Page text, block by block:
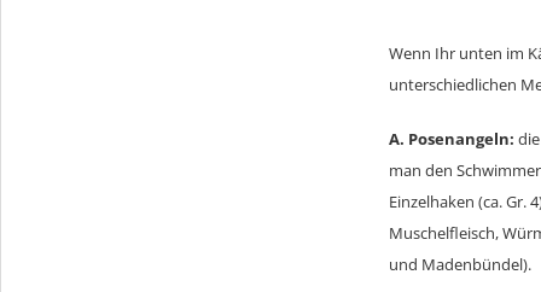
Wenn Ihr unten im
unterschiedlichen
A. Posenangeln:
man den
Einzelhaken (ca. Gr.
Muschelfleisch,
und Madenbündel).